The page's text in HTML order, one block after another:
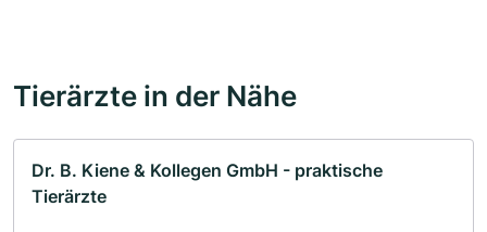
Tierärzte in der Nähe
Dr. B. Kiene & Kollegen GmbH - praktische
Tierärzte